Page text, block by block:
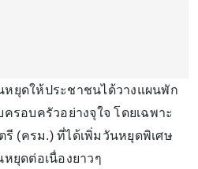
หยุดให้ประชาชนได้วางแผนพัก
รอบครัวอย่างจุใจ โดยเฉพาะ
(ครม.) ที่ได้เพิ่มวันหยุดพิเศษ
ยุดต่อเนื่องยาวๆ